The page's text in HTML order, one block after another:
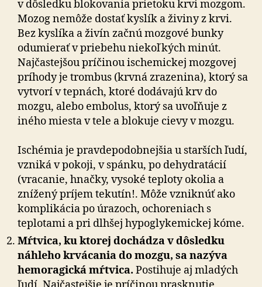
v dôsledku blokovania prietoku krvi mozgom.
Mozog nemôže dostať kyslík a živiny z krvi.
Bez kyslíka a živín začnú mozgové bunky
odumierať v priebehu niekoľkých minút.
Najčastejšou príčinou ischemickej mozgovej
príhody je trombus (krvná zrazenina), ktorý sa
vytvorí v tepnách, ktoré dodávajú krv do
mozgu, alebo embolus, ktorý sa uvoľňuje z
iného miesta v tele a blokuje cievy v mozgu.
Ischémia je pravdepodobnejšia u starších ľudí,
vzniká v pokoji, v spánku, po dehydratácií
(vracanie, hnačky, vysoké teploty okolia a
znížený príjem tekutín!. Môže vzniknúť ako
komplikácia po úrazoch, ochoreniach s
teplotami a pri dlhšej hypoglykemickej kóme.
Mŕtvica, ku ktorej dochádza v dôsledku
náhleho krvácania do mozgu, sa nazýva
hemoragická mŕtvica. Postihuje aj mladých